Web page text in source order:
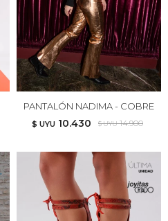
PANTALÓN NADIMA - COBRE
$ UYU 10.430 $ UYU 14.900